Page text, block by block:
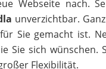
Webseite nach.
unverzichtbar.
Sie gemacht ist.
Sie sich wünschen.
Flexibilität.